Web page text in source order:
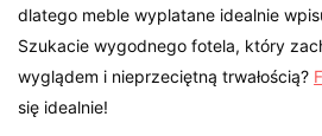
dlatego meble wyplatane idealnie
Szukacie wygodnego fotela, który
wyglądem i nieprzeciętną trwałością?
się idealnie!